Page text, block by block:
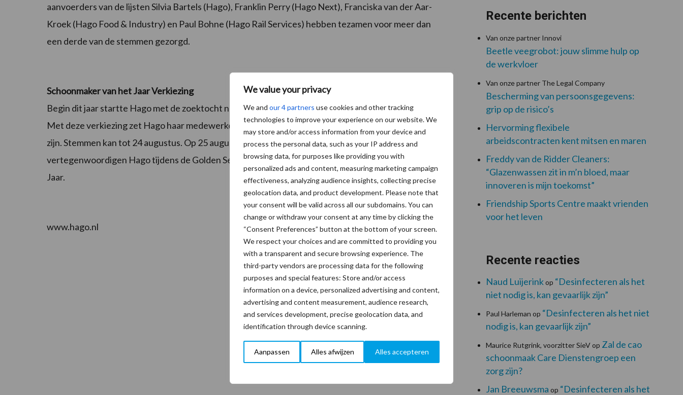
We value your privacy
We and our 4 partners use cookies and other tracking
technologies to improve your experience on our website. We
may store and/or access information from your device and
process the personal data, such as your IP address and
browsing data, for purposes like providing you with
personalized ads and content, measuring marketing campaign
effectiveness, analyzing audience insights, collecting precise
geolocation data, and product development. Please note that
your consent will be valid across all our subdomains. You can
change or withdraw your consent at any time by clicking the
“Consent Preferences” button at the bottom of your screen.
We respect your choices and are committed to providing you
with a transparent and secure browsing experience. The
third-party vendors are processing data for the following
purposes and special features: Store and/or access
information on a device, personalized advertising and content,
advertising and content measurement, audience research,
and services development, precise geolocation data, and
identification through device scanning.
Aanpassen Alles afwijzen Alles accepteren
aanvoerders van de lijsten Silvia Bartels (Hago), Franklin Perry (Hago Next), Franciska van der Aar-
Kroek (Hago Food & Industry) en Paul Bohne (Hago Rail Services) hebben tezamen voor meer dan
een derde van de stemmen gezorgd.
Schoonmaker van het Jaar Verkiezing
Begin dit jaar startte Hago met de zoektocht naar kandidaten voor dé titel schoonmaker van 2016.
Met deze verkiezing zet Hago haar medewerkers in de spotlight die overal in Nederland werkzaam
zijn. Stemmen kan tot 24 augustus. Op 25 augustus maakt Hago de winnaars bekend. Zij
vertegenwoordigen Hago tijdens de Golden Service Award verkiezing van de Schoonmaker van het
Jaar.
www.hago.nl
Recente berichten
Van onze partner Innovi
Beetle veegrobot: jouw slimme hulp op
de werkvloer
Van onze partner The Legal Company
Bescherming van persoonsgegevens:
grip op de risico’s
Hervorming flexibele
arbeidscontracten kent mitsen en maren
Freddy van de Ridder Cleaners:
“Glazenwassen zit in m’n bloed, maar
innoveren is mijn toekomst”
Friendship Sports Centre maakt vrienden
voor het leven
Recente reacties
Naud Luijerinkop “Desinfecteren als het
niet nodig is, kan gevaarlijk zijn”
Paul Harleman op “Desinfecteren als het niet
nodig is, kan gevaarlijk zijn”
Maurice Rutgrink, voorzitter SieVop Zal de cao
schoonmaak Care Dienstengroep een
zorg zijn?
Jan Breeuwsma op “Desinfecteren als het